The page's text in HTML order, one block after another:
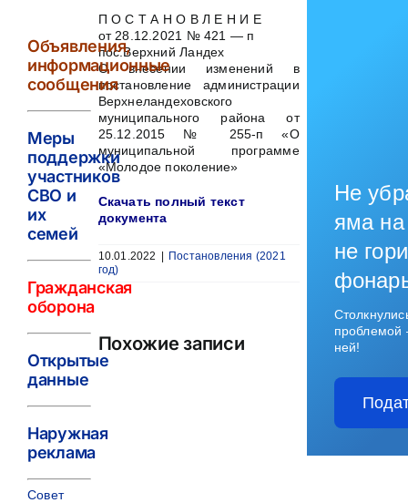
П О С Т А Н О В Л Е Н И Е
от 28.12.2021 № 421 — п
пос.Верхний Ландех
О внесении изменений в
постановление администрации
Верхнеландеховского
муниципального района от
25.12.2015 № 255-п «О
муниципальной программе
«Молодое поколение»
Скачать полный текст
документа
10.01.2022
Постановления (2021
год)
Похожие записи
Объявления,
информационные
сообщения
Меры
поддержки
участников
СВО и
их
семей
Гражданская
оборона
Открытые
данные
Наружная
реклама
Совет
Не
яма на
не
ней!